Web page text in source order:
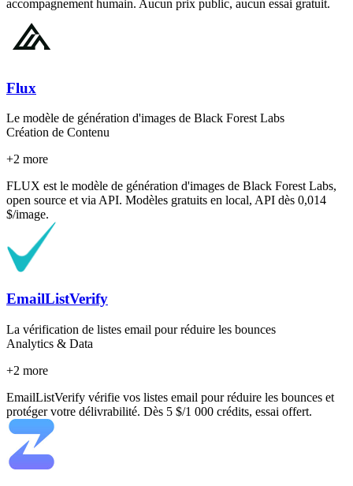
accompagnement humain. Aucun prix public, aucun essai gratuit.
Flux
Le modèle de génération d'images de Black Forest Labs
Création de Contenu
+2 more
FLUX est le modèle de génération d'images de Black Forest Labs,
open source et via API. Modèles gratuits en local, API dès 0,014
$/image.
EmailListVerify
La vérification de listes email pour réduire les bounces
Analytics & Data
+2 more
EmailListVerify vérifie vos listes email pour réduire les bounces et
protéger votre délivrabilité. Dès 5 $/1 000 crédits, essai offert.